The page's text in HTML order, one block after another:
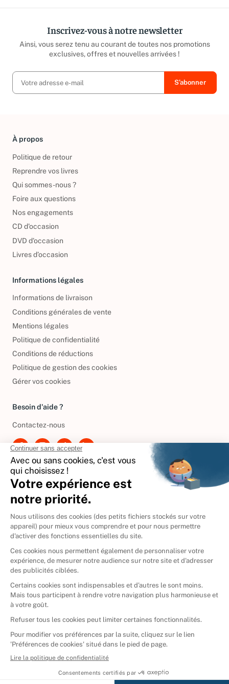
Inscrivez-vous à notre newsletter
Ainsi, vous serez tenu au courant de toutes nos promotions
exclusives, offres et nouvelles arrivées !
À propos
Politique de retour
Reprendre vos livres
Qui sommes-nous ?
Foire aux questions
Nos engagements
CD d'occasion
DVD d'occasion
Livres d’occasion
Informations légales
Informations de livraison
Conditions générales de vente
Mentions légales
Politique de confidentialité
Conditions de réductions
Politique de gestion des cookies
Gérer vos cookies
Besoin d'aide ?
Contactez-nous
International
🇪🇸 Espagne
🇩🇪Allemagne
🇮🇹 Italie